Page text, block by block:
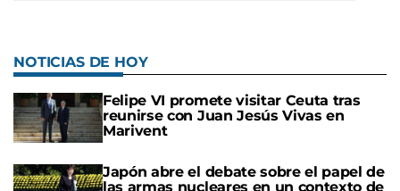
NOTICIAS DE HOY
Felipe VI promete visitar Ceuta tras
reunirse con Juan Jesús Vivas en
Marivent
Japón abre el debate sobre el papel de
las armas nucleares en un contexto de